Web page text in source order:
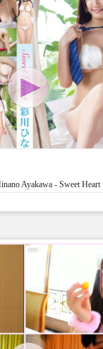
Ayakawa - Sweet Heart